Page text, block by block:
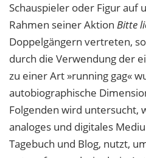
Schauspieler oder Figur auf
Rahmen seiner Aktion Bitte
Doppelgängern vertreten,
durch die Verwendung der
zu einer Art »running gag«
autobiographische
Folgenden wird untersucht,
analoges und digitales
Tagebuch und Blog, nutzt,